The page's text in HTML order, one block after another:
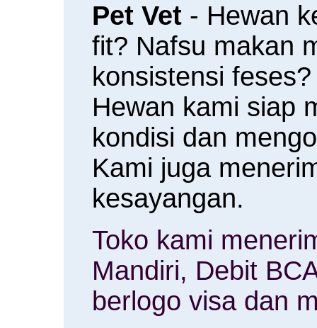
Pet Vet - Hewan
fit? Nafsu makan
konsistensi
Hewan kami siap
kondisi dan
Kami juga
kesayangan.
Toko kami
Mandiri, Debit
berlogo visa dan